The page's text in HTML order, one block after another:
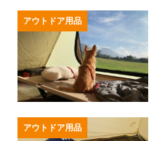
アウトドア用品
アウトドア用品